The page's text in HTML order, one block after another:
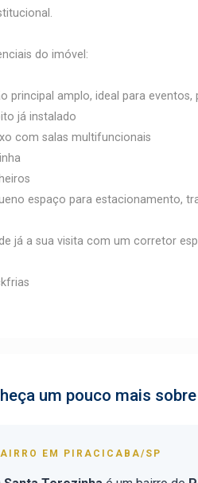
do imóvel:
principal amplo, ideal para
já instalado
com salas multifuncionais
espaço para estacionamento,
já a sua visita com um corretor
um pouco mais
EM PIRACICABA/SP